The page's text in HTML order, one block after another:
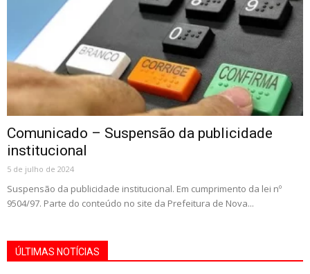
Comunicado – Suspensão da publicidade
institucional
5 de julho de 2024
Suspensão da publicidade institucional. Em cumprimento da lei nº
9504/97. Parte do conteúdo no site da Prefeitura de Nova...
ÚLTIMAS NOTÍCIAS